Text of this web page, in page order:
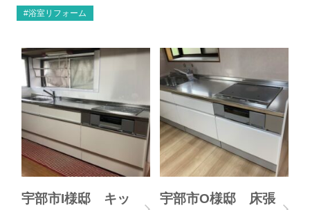
浴室リフォーム
宇部市I様邸 キッ
宇部市O様邸 床張